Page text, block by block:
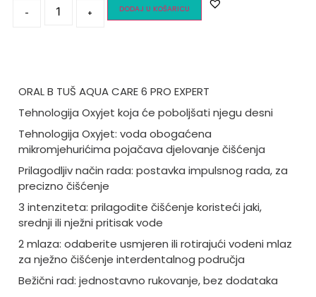
- + DODAJ U KOŠARICU
ORAL B TUŠ AQUA CARE 6 PRO EXPERT
Tehnologija Oxyjet koja će poboljšati njegu desni
Tehnologija Oxyjet: voda obogaćena
mikromjehurićima pojačava djelovanje čišćenja
Prilagodljiv način rada: postavka impulsnog rada, za
precizno čišćenje
3 intenziteta: prilagodite čišćenje koristeći jaki,
srednji ili nježni pritisak vode
2 mlaza: odaberite usmjeren ili rotirajući vodeni mlaz
za nježno čišćenje interdentalnog područja
Bežični rad: jednostavno rukovanje, bez dodataka